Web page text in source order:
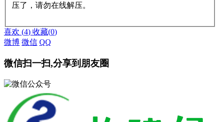
压了，请勿在线解压。
喜欢 (4) 收藏(0)
微博 微信 QQ
微信扫一扫,分享到朋友圈